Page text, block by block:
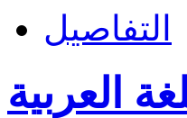
التفاصيل
العربية